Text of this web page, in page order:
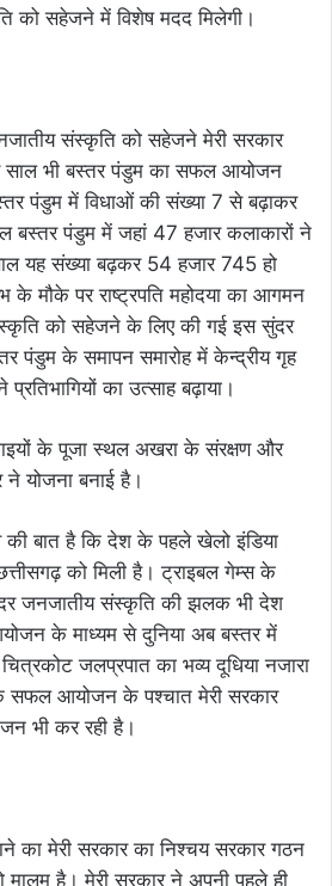
को सहेजने में विशेष मदद मिलेगी।
संस्कृति को सहेजने मेरी सरकार
साल भी बस्तर पंडुम का सफल आयोजन
पंडुम में विधाओं की संख्या 7 से बढ़ाकर
बस्तर पंडुम में जहां 47 हजार कलाकारों ने
यह संख्या बढ़कर 54 हजार 745 हो
मौके पर राष्ट्रपति महोदया का आगमन
को सहेजने के लिए की गई इस सुंदर
पंडुम के समापन समारोह में केन्द्रीय गृह
का उत्साह बढ़ाया।
के पूजा स्थल अखरा के संरक्षण और
ने योजना बनाई है।
बात है कि देश के पहले खेलो इंडिया
को मिली है। ट्राइबल गेम्स के
जनजातीय संस्कृति की झलक भी देश
के माध्यम से दुनिया अब बस्तर में
जलप्रपात का भव्य दूधिया नजारा
आयोजन के पश्चात मेरी सरकार
भी कर रही है।
मेरी सरकार का निश्चय सरकार गठन
है। मेरी सरकार ने अपनी पहले ही